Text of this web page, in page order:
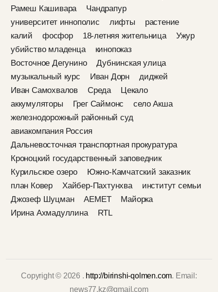
Рамеш Кашивара
Чандрапур
университет иннополис
лифты
растение
калий
фосфор 18-летняя жительница
Ужур
убийство младенца
кинопоказ
Восточное Дегунино
Дубнинская улица
музыкальный курс
Иван Дорн
диджей
Иван Самохвалов
Среда
Цекало
аккумуляторы
Грег Саймонс
село Акша
железнодорожный районный суд
авиакомпания Россия
Дальневосточная транспортная прокуратура
Кроноцкий государственный заповедник
Курильское озеро
Южно-Камчатский заказник
план Ковер
Хайбер-Пахтунхва
институт семьи
Джозеф Шуцман
AEMET
Майорка
Ирина Ахмадуллина
RTL
Copyright © 2026 . http://birinshi-qolmen.com. Email:
news77.kz@gmail.com